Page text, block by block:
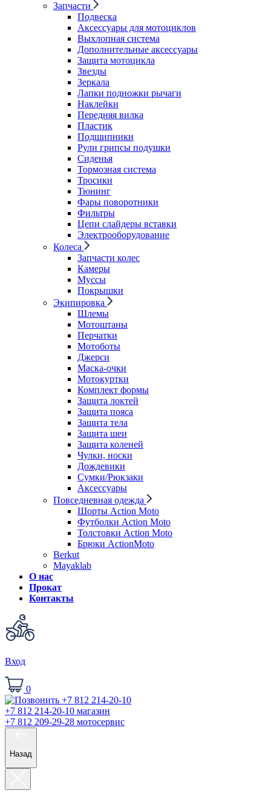
Запчасти
Подвеска
Аксессуары для мотоциклов
Выхлопная система
Дополнительные аксессуары
Защита мотоцикла
Звезды
Зеркала
Лапки подножки рычаги
Наклейки
Передняя вилка
Пластик
Подшипники
Рули грипсы подушки
Сиденья
Тормозная система
Тросики
Тюнинг
Фары поворотники
Фильтры
Цепи слайдеры вставки
Электрооборудование
Колеса
Запчасти колес
Камеры
Муссы
Покрышки
Экипировка
Шлемы
Мотоштаны
Перчатки
Мотоботы
Джерси
Маска-очки
Мотокуртки
Комплект формы
Защита локтей
Защита пояса
Защита тела
Защита шеи
Защита коленей
Чулки, носки
Дождевики
Сумки/Рюкзаки
Аксессуары
Повседневная одежда
Шорты Action Moto
Футболки Action Moto
Толстовки Action Moto
Брюки ActionMoto
Berkut
Mayaklab
О нас
Прокат
Контакты
Вход
0
+7 812 214-20-10 магазин
+7 812 209-29-28 мотосервис
Назад